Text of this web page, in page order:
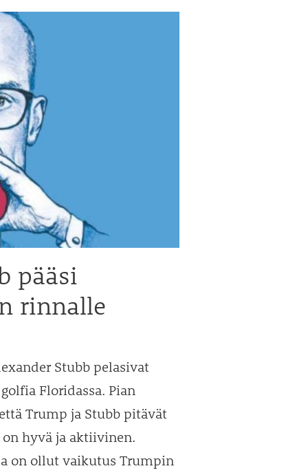
puherakenne
pääsi
rinnalle
Stubb pelasivat
Floridassa. Pian
Trump ja Stubb pitävät
hyvä ja aktiivinen.
on ollut vaikutus Trumpin